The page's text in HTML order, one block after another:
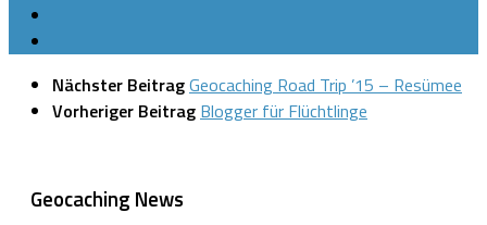
Nächster BeitragGeocaching Road Trip ’15 – Resümee
Vorheriger Beitrag Blogger für Flüchtlinge
Geocaching News